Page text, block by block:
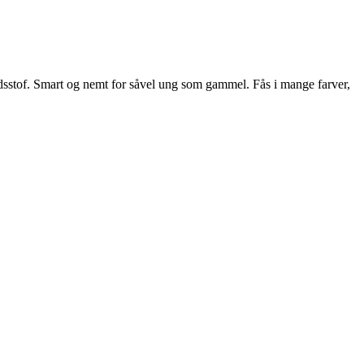
Smart og nemt for såvel ung som gammel. Fås i mange farver,